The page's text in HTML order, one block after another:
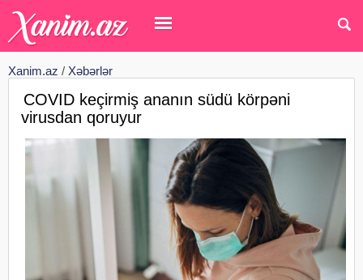
Xanim.az / Xəbərlər
COVID keçirmiş ananın südü körpəni
virusdan qoruyur